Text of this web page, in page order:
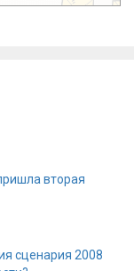
вторая
сценария 2008